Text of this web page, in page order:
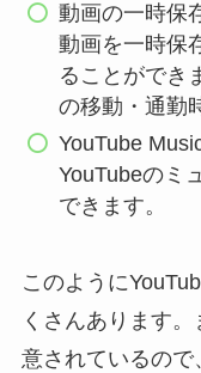
動画の一時保
動画を一時保
ることができ
の移動・通勤
YouTube
YouTubeのミ
できます。
このように
くさんあります
意されているので